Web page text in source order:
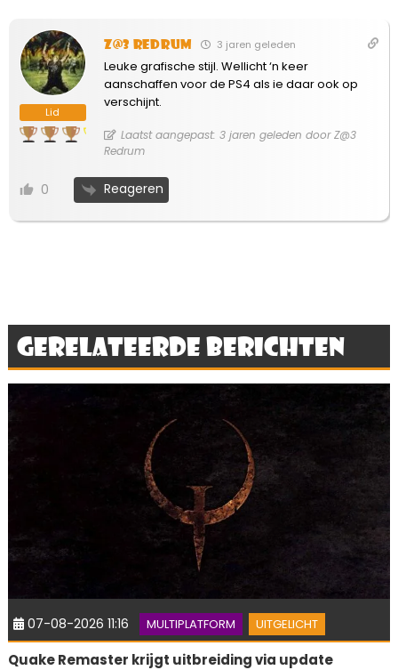
Lid
Z@3 Redrum 3 jaren geleden
Leuke grafische stijl. Wellicht ‘n keer
aanschaffen voor de PS4 als ie daar ook op
verschijnt.
Laatst aangepast: 3 jaren geleden door Z@3
Redrum
0 Reageren
Gerelateerde berichten
07-08-2026 11:16 MULTIPLATFORM UITGELICHT
Quake Remaster krijgt uitbreiding via update